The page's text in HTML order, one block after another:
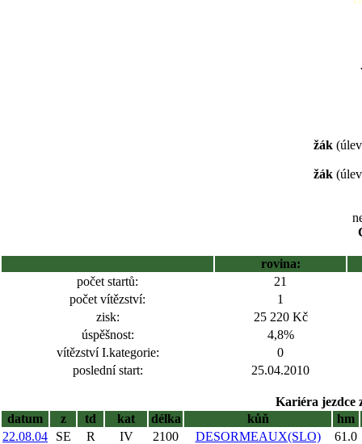
žák
žák
rovina:
počet startů:
21
počet vítězství:
1
zisk:
25 220 Kč
úspěšnost:
4,8%
vítězství I.kategorie:
0
poslední start:
25.04.2010
Kariéra jezdce
datum
z td kat délka kůň
hm
22.08.04
SE R IV 2100 DESORMEAUX(SLO)
61.0